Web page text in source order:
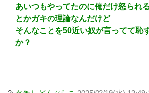
あいつもやってたのに俺だけ怒られ
とかガキの理論なんだけど
そんなことを50近い奴が言ってて恥
か？